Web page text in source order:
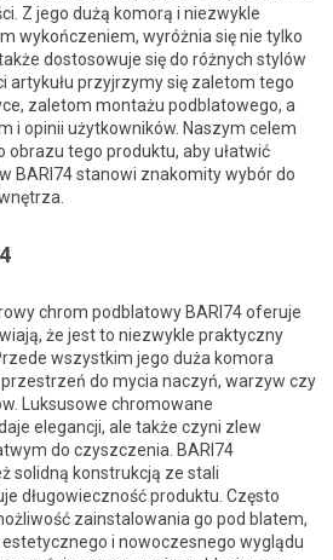
Z jego dużą komorą i niezwykle
wykończeniem, wyróżnia się nie tylko
dostosowuje się do różnych stylów
artykułu przyjrzymy się zaletom tego
zaletom montażu podblatowego, a
i opinii użytkowników. Naszym celem
obrazu tego produktu, aby ułatwić
BARI74 stanowi znakomity wybór do
chrom podblatowy BARI74 oferuje
że jest to niezwykle praktyczny
wszystkim jego duża komora
do mycia naczyń, warzyw czy
Luksusowe chromowane
elegancji, ale także czyni zlew
do czyszczenia. BARI74
solidną konstrukcją ze stali
długowieczność produktu. Często
zainstalowania go pod blatem,
i nowoczesnego wyglądu